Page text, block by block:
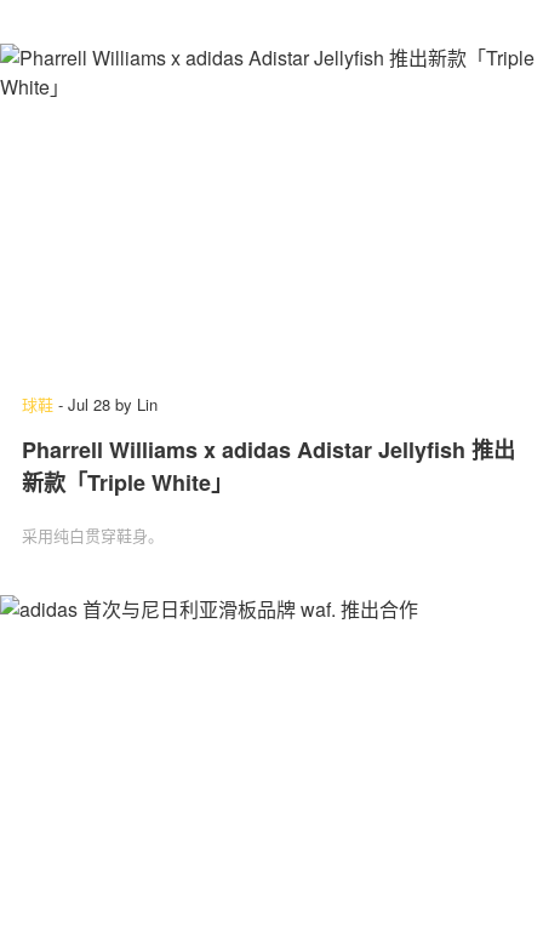
球鞋 - Jul 28 by Lin
Pharrell Williams x adidas Adistar Jellyfish 推出
新款「Triple White」
采用纯白贯穿鞋身。